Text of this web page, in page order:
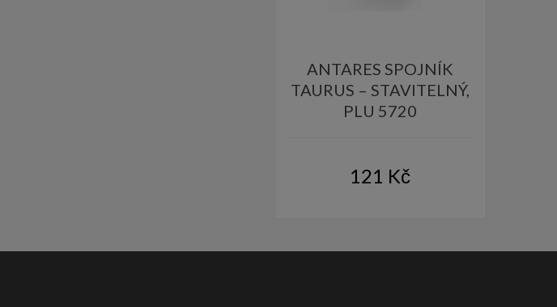
ANTARES SPOJNÍK
TAURUS – STAVITELNÝ,
PLU 5720
121 Kč